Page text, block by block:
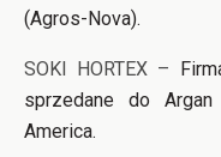
(Agros-Nova).
SOKI HORTEX –
sprzedane do
America.